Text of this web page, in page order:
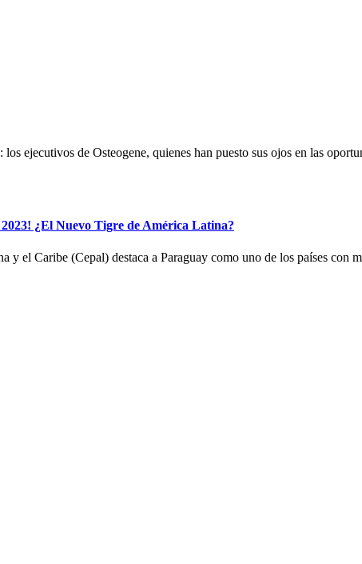
ejecutivos de Osteogene, quienes han puesto sus ojos en las
¿El Nuevo Tigre de América Latina?
el Caribe (Cepal) destaca a Paraguay como uno de los países con